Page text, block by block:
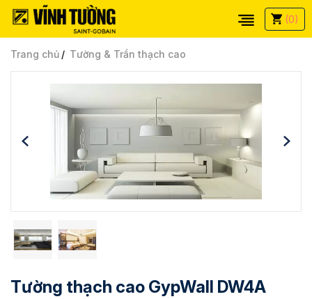
(0)
Trang chủ Tường & Trần thạch cao
Tường thạch cao GypWall DW4A